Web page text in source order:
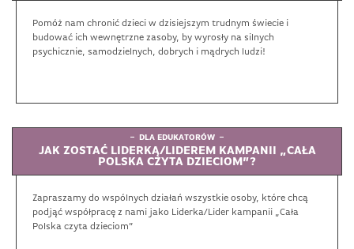
Pomóż nam chronić dzieci w dzisiejszym trudnym świecie i
budować ich wewnętrzne zasoby, by wyrosły na silnych
psychicznie, samodzielnych, dobrych i mądrych ludzi!
DLA EDUKATORÓW
JAK ZOSTAĆ LIDERKĄ/LIDEREM KAMPANII „CAŁA
POLSKA CZYTA DZIECIOM”?
Zapraszamy do wspólnych działań wszystkie osoby, które chcą
podjąć współpracę z nami jako Liderka/Lider kampanii „Cała
Polska czyta dzieciom”